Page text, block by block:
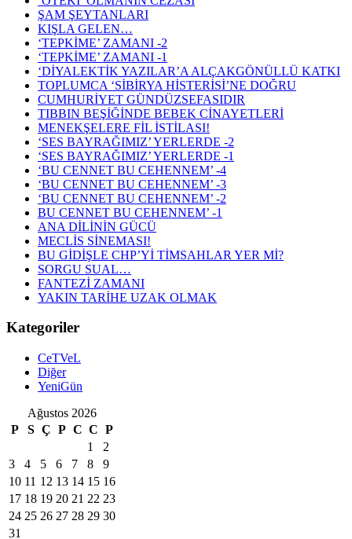
ŞAM ŞEYTANLARI
KIŞLA GELEN…
‘TEPKİME’ ZAMANI -2
‘TEPKİME’ ZAMANI -1
‘DİYALEKTİK YAZILAR’A ALÇAKGÖNÜLLÜ KATKI
TOPLUMCA ‘SİBİRYA HİSTERİSİ’NE DOĞRU
CUMHURİYET GÜNDÜZSEFASIDIR
TIBBIN BEŞİĞİNDE BEBEK CİNAYETLERİ
MENEKŞELERE FİL İSTİLASI!
‘SES BAYRAĞIMIZ’ YERLERDE -2
‘SES BAYRAĞIMIZ’ YERLERDE -1
‘BU CENNET BU CEHENNEM’ -4
‘BU CENNET BU CEHENNEM’ -3
‘BU CENNET BU CEHENNEM’ -2
BU CENNET BU CEHENNEM’ -1
ANA DİLİNİN GÜCÜ
MECLİS SİNEMASI!
BU GİDİŞLE CHP’Yİ TİMSAHLAR YER Mİ?
SORGU SUAL…
FANTEZİ ZAMANI
YAKIN TARİHE UZAK OLMAK
Kategoriler
CeTVeL
Diğer
YeniGün
Ağustos 2026
P
S Ç P C C P
1
2
3
4 5 6 7 8
9
10 11 12 13 14 15 16
17 18 19 20 21 22 23
24 25 26 27 28 29 30
31